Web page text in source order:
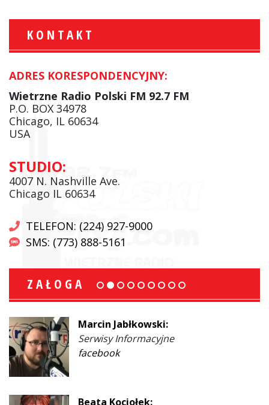
KONTAKT
ADRES KORESPONDENCYJNY:
Wietrzne Radio Polski FM 92.7 FM
P.O. BOX 34978
Chicago, IL 60634
USA
STUDIO:
4007 N. Nashville Ave.
Chicago IL 60634
TELEFON: (224) 927-9000
SMS: (773) 888-5161
ZAŁOGA
Marcin Jabłkowski:
Serwisy Informacyjne
facebook
Beata Kociołek: